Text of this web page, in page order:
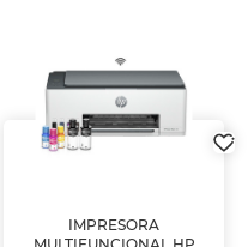
IMPRESORA